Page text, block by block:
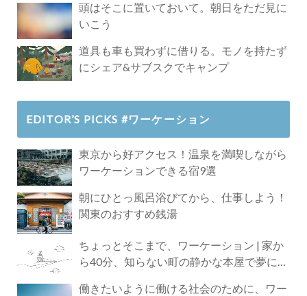
頭はそこに置いておいて。朝日をただ見に
いこう
道具も車も買わずに借りる。モノを持たず
にシェア&サブスクでキャンプ
EDITOR’S PICKS #ワーケーション
東京から好アクセス！温泉を満喫しながら
ワーケーションできる宿9選
朝にひとっ風呂浴びてから、仕事しよう！
関東のおすすめ銭湯
ちょっとそこまで、ワーケーション | 家か
ら40分、知らない町の静かな本屋で夢に近
働きたいように働ける社会のために、ワー